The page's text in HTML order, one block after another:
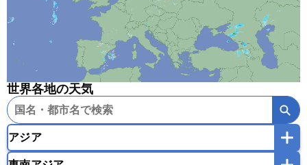
世界各地の天気
アジア